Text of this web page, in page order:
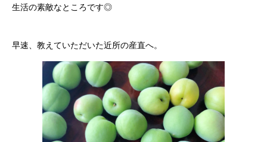
生活の素敵なところです◎
早速、教えていただいた近所の産直へ。